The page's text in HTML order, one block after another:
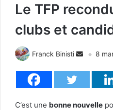
Le TFP
clubs et
Franck Binisti 8
C’est une bonne nouvelle